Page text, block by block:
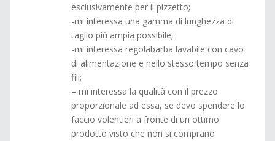
esclusivamente per il pizzetto;
-mi interessa una gamma di lunghezza di
taglio più ampia possibile;
-mi interessa regolabarba lavabile con cavo
di alimentazione e nello stesso tempo senza
fili;
– mi interessa la qualità con il prezzo
proporzionale ad essa, se devo spendere lo
faccio volentieri a fronte di un ottimo
prodotto visto che non si comprano